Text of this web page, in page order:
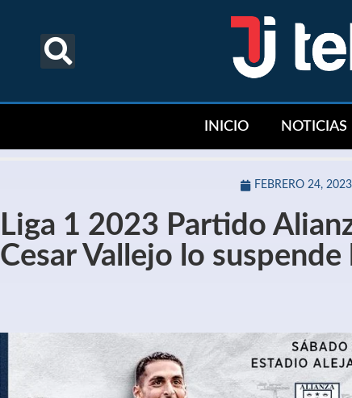
INICIO NOTICIAS
FEBRERO 24, 2023
Liga 1 2023 Partido
Cesar Vallejo lo suspende